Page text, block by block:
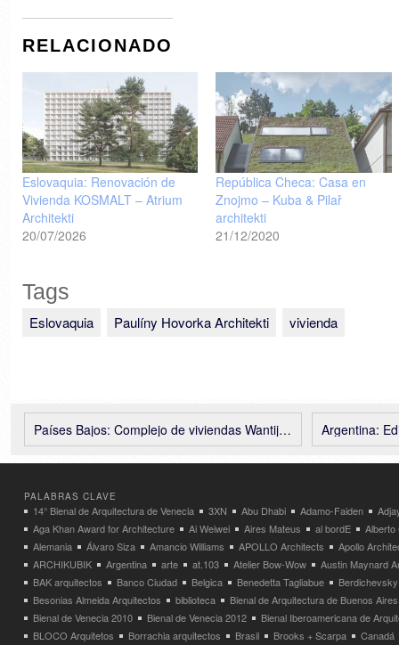
RELACIONADO
Eslovaquia: Renovación de
Vivienda KOSMALT – Atrium
Architekti
20/07/2026
República Checa: Casa en
Znojmo – Kuba & Pilař
architekti
21/12/2020
Tags
Eslovaquia Paulíny Hovorka Architekti vivienda
Argentina:
Países Bajos: Complejo de viviendas Wantijhof Dordrecht – Studio AAAN
PALABRAS CLAVE
14° Bienal de Arquitectura de Venecia 3XN Abu Dhabi Adamo-Faiden
Aga Khan Award for Architecture
Ai Weiwei Aires Mateus al bordE
Alberto
Alemania
Álvaro Siza Amancio Williams APOLLO Architects
Apollo
ARCHIKUBIK
Argentina arte at.103 Atelier Bow-Wow
Austin Maynard
BAK arquitectos
Banco Ciudad Belgica Benedetta Tagliabue
Besonias Almeida Arquitectos
biblioteca
Bienal de Arquitectura de Buenos Aires
Bienal de Venecia 2010
Bienal de Venecia 2012
Bienal Iberoamericana de
BLOCO Arquitetos
Borrachia arquitectos Brasil Brooks + Scarpa
Canadá